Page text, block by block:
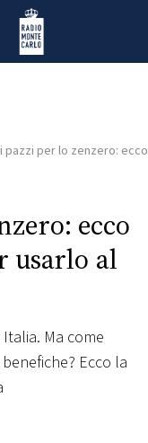
Radio Monte Carlo
pazzi per lo zenzero: ecco
ecco
usarlo al
Ma come
Ecco la